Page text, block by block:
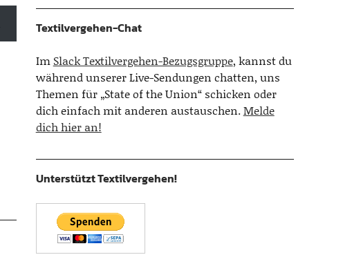
Textilvergehen-Chat
Im Slack Textilvergehen-Bezugsgruppe, kannst du
während unserer Live-Sendungen chatten, uns
Themen für „State of the Union“ schicken oder
dich einfach mit anderen austauschen.Melde
dich hier an!
Unterstützt Textilvergehen!